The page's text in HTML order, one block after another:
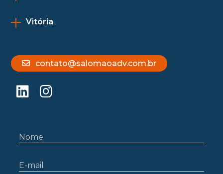
Vitória
contato@salomaoadv.com.br